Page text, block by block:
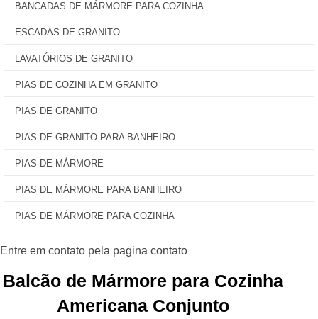
BANCADAS DE MÁRMORE PARA COZINHA
ESCADAS DE GRANITO
LAVATÓRIOS DE GRANITO
PIAS DE COZINHA EM GRANITO
PIAS DE GRANITO
PIAS DE GRANITO PARA BANHEIRO
PIAS DE MÁRMORE
PIAS DE MÁRMORE PARA BANHEIRO
PIAS DE MÁRMORE PARA COZINHA
Balcão de Mármore para Cozinha
Americana Conjunto